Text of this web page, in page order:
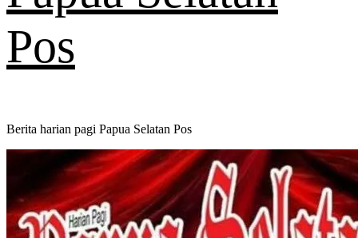
Pos
Berita harian pagi Papua Selatan Pos
Primary